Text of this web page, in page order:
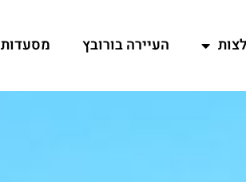
העיירה בורובץ מסעדות